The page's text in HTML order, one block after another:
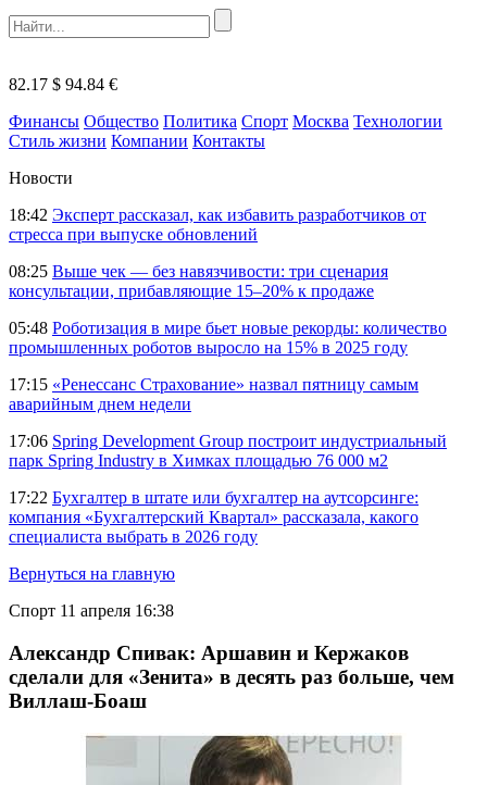
82.17 $ 94.84 €
Финансы Общество Политика Спорт Москва Технологии
Стиль жизни Компании Контакты
Новости
18:42 Эксперт рассказал, как избавить разработчиков от
стресса при выпуске обновлений
08:25 Выше чек — без навязчивости: три сценария
консультации, прибавляющие 15–20% к продаже
05:48 Роботизация в мире бьет новые рекорды: количество
промышленных роботов выросло на 15% в 2025 году
17:15 «Ренессанс Страхование» назвал пятницу самым
аварийным днем недели
17:06 Spring Development Group построит индустриальный
парк Spring Industry в Химках площадью 76 000 м2
17:22 Бухгалтер в штате или бухгалтер на аутсорсинге:
компания «Бухгалтерский Квартал» рассказала, какого
специалиста выбрать в 2026 году
Вернуться на главную
Спорт 11 апреля 16:38
Александр Спивак: Аршавин и Кержаков
сделали для «Зенита» в десять раз больше, чем
Виллаш-Боаш